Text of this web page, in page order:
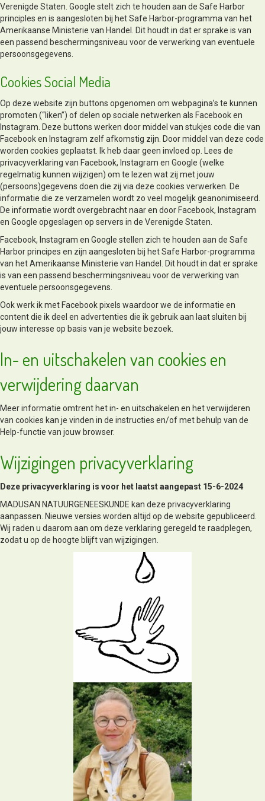
Verenigde Staten. Google stelt zich te houden aan de Safe Harbor
principles en is aangesloten bij het Safe Harbor-programma van het
Amerikaanse Ministerie van Handel. Dit houdt in dat er sprake is van
een passend beschermingsniveau voor de verwerking van eventuele
persoonsgegevens.
Cookies Social Media
Op deze website zijn buttons opgenomen om webpagina’s te kunnen
promoten (“liken”) of delen op sociale netwerken als Facebook en
Instagram. Deze buttons werken door middel van stukjes code die van
Facebook en Instagram zelf afkomstig zijn. Door middel van deze code
worden cookies geplaatst. Ik heb daar geen invloed op. Lees de
privacyverklaring van Facebook, Instagram en Google (welke
regelmatig kunnen wijzigen) om te lezen wat zij met jouw
(persoons)gegevens doen die zij via deze cookies verwerken. De
informatie die ze verzamelen wordt zo veel mogelijk geanonimiseerd.
De informatie wordt overgebracht naar en door Facebook, Instagram
en Google opgeslagen op servers in de Verenigde Staten.
Facebook, Instagram en Google stellen zich te houden aan de Safe
Harbor principes en zijn aangesloten bij het Safe Harbor-programma
van het Amerikaanse Ministerie van Handel. Dit houdt in dat er sprake
is van een passend beschermingsniveau voor de verwerking van
eventuele persoonsgegevens.
Ook werk ik met Facebook pixels waardoor we de informatie en
content die ik deel en advertenties die ik gebruik aan laat sluiten bij
jouw interesse op basis van je website bezoek.
In- en uitschakelen van cookies en
verwijdering daarvan
Meer informatie omtrent het in- en uitschakelen en het verwijderen
van cookies kan je vinden in de instructies en/of met behulp van de
Help-functie van jouw browser.
Wijzigingen privacyverklaring
Deze privacyverklaring is voor het laatst aangepast 15-6-2024
MADUSAN NATUURGENEESKUNDE kan deze privacyverklaring
aanpassen. Nieuwe versies worden altijd op de website gepubliceerd.
Wij raden u daarom aan om deze verklaring geregeld te raadplegen,
zodat u op de hoogte blijft van wijzigingen.